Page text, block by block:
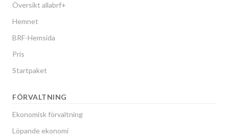
Översikt allabrf+
Hemnet
BRF-Hemsida
Pris
Startpaket
FÖRVALTNING
Ekonomisk förvaltning
Löpande ekonomi